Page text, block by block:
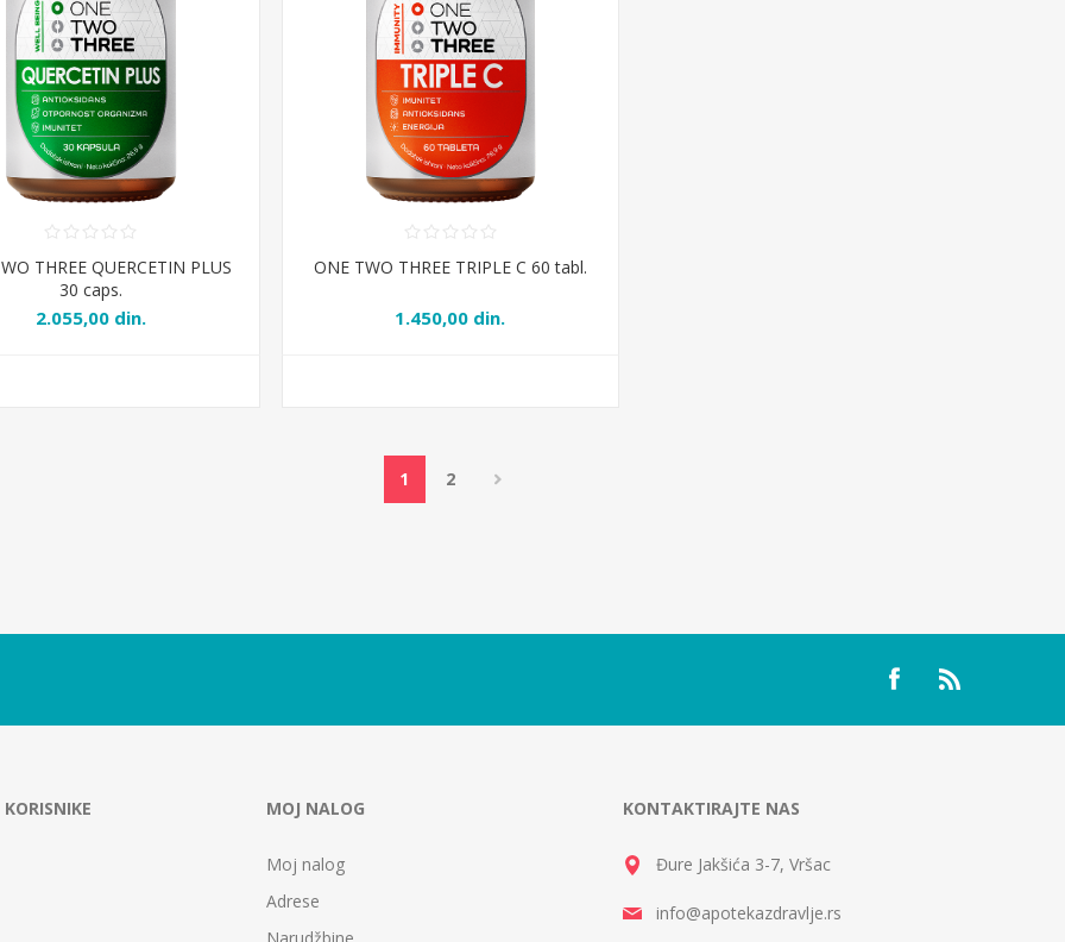
THREE QUERCETIN PLUS
30 caps.
2.055,00 din.
ONE TWO THREE TRIPLE C 60 tabl.
1.450,00 din.
1 2
MOJ NALOG
Moj nalog
Adrese
KONTAKTIRAJTE NAS
Đure Jakšića 3-7, Vršac
info@apotekazdravlje.rs